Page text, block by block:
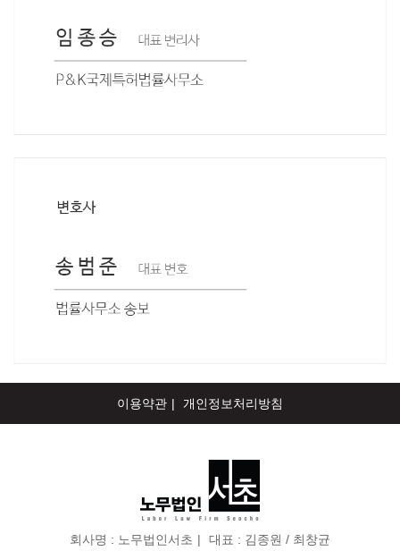
이용약관 개인정보처리방침
회사명 : 노무법인서초 대표 : 김종원 / 최창균